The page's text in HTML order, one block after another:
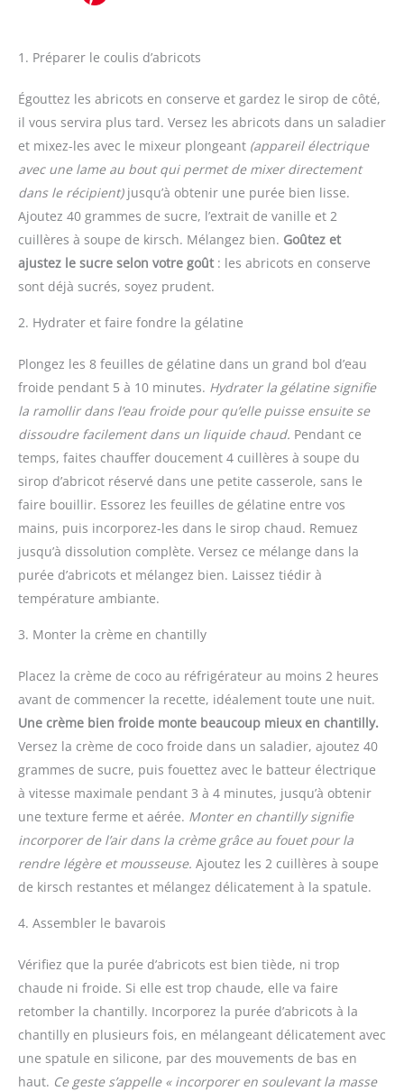
1. Préparer le coulis d’abricots
Égouttez les abricots en conserve et gardez le sirop de côté,
il vous servira plus tard. Versez les abricots dans un saladier
et mixez-les avec le mixeur plongeant (appareil électrique
avec une lame au bout qui permet de mixer directement
dans le récipient)jusqu’à obtenir une purée bien lisse.
Ajoutez 40 grammes de sucre, l’extrait de vanille et 2
cuillères à soupe de kirsch. Mélangez bien. Goûtez et
ajustez le sucre selon votre goût : les abricots en conserve
sont déjà sucrés, soyez prudent.
2. Hydrater et faire fondre la gélatine
Plongez les 8 feuilles de gélatine dans un grand bol d’eau
froide pendant 5 à 10 minutes. Hydrater la gélatine signifie
la ramollir dans l’eau froide pour qu’elle puisse ensuite se
dissoudre facilement dans un liquide chaud. Pendant ce
temps, faites chauffer doucement 4 cuillères à soupe du
sirop d’abricot réservé dans une petite casserole, sans le
faire bouillir. Essorez les feuilles de gélatine entre vos
mains, puis incorporez-les dans le sirop chaud. Remuez
jusqu’à dissolution complète. Versez ce mélange dans la
purée d’abricots et mélangez bien. Laissez tiédir à
température ambiante.
3. Monter la crème en chantilly
Placez la crème de coco au réfrigérateur au moins 2 heures
avant de commencer la recette, idéalement toute une nuit.
Une crème bien froide monte beaucoup mieux en chantilly.
Versez la crème de coco froide dans un saladier, ajoutez 40
grammes de sucre, puis fouettez avec le batteur électrique
à vitesse maximale pendant 3 à 4 minutes, jusqu’à obtenir
une texture ferme et aérée. Monter en chantilly signifie
incorporer de l’air dans la crème grâce au fouet pour la
rendre légère et mousseuse. Ajoutez les 2 cuillères à soupe
de kirsch restantes et mélangez délicatement à la spatule.
4. Assembler le bavarois
Vérifiez que la purée d’abricots est bien tiède, ni trop
chaude ni froide. Si elle est trop chaude, elle va faire
retomber la chantilly. Incorporez la purée d’abricots à la
chantilly en plusieurs fois, en mélangeant délicatement avec
une spatule en silicone, par des mouvements de bas en
haut. Ce geste s’appelle « incorporer en soulevant la masse